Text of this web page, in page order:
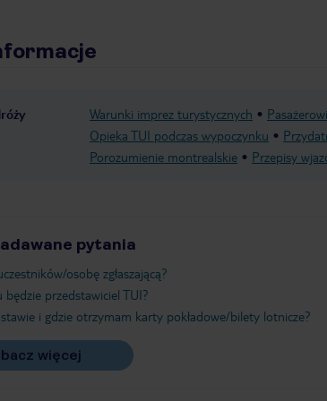
Warunki imprez turystycznych
Opieka TUI podczas wypoczynku
Porozumienie montrealskie
Przepisy
pytania
osobę zgłaszającą?
będzie przedstawiciel TUI?
i gdzie otrzymam karty pokładowe/bilety lotnicze?
więcej